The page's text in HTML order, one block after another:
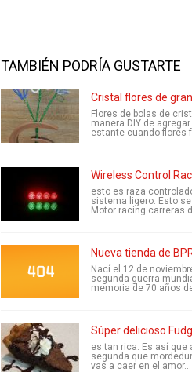
TAMBIÉN PODRÍA GUSTARTE
Cristal flores de
Flores de bolas de
manera DIY de
estante cuando flores
Wireless Control
esto es raza
sistema ligero. Esto
Motor racing carreras
Nueva tienda de
Nací el 12 de
segunda guerra
memoria de 70 años
Súper delicioso
es tan rica. Es así que
segunda que
vas a caer en el